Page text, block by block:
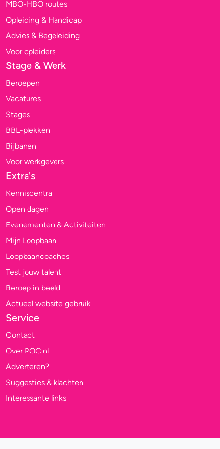
MBO-HBO routes
Opleiding & Handicap
Advies & Begeleiding
Voor opleiders
Stage & Werk
Beroepen
Vacatures
Stages
BBL-plekken
Bijbanen
Voor werkgevers
Extra's
Kenniscentra
Open dagen
Evenementen & Activiteiten
Mijn Loopbaan
Loopbaancoaches
Test jouw talent
Beroep in beeld
Actueel website gebruik
Service
Contact
Over ROC.nl
Adverteren?
Suggesties & klachten
Interessante links